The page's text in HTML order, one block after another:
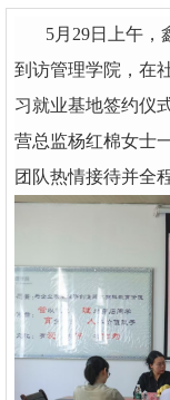
5月 29日上午，
到访管理学院，在
习就业基地签约仪
营总监杨红棉女士
团队热情接待并全